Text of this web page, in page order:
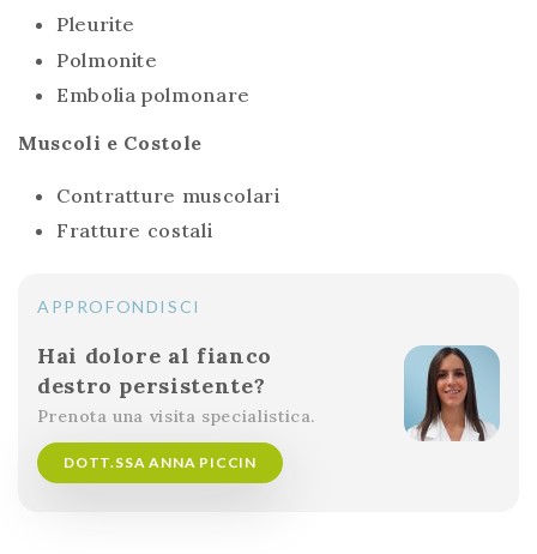
Pleurite
Polmonite
Embolia polmonare
Muscoli e Costole
Contratture muscolari
Fratture costali
APPROFONDISCI
Hai dolore al fianco
destro persistente?
Prenota una visita specialistica.
DOTT.SSA ANNA PICCIN